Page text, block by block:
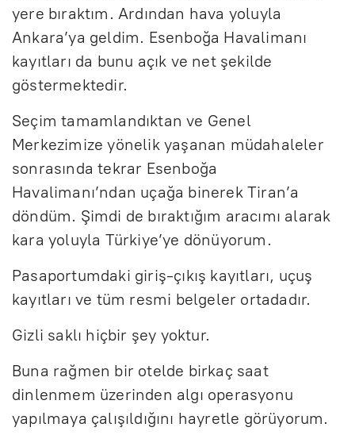
yere bıraktım. Ardından hava yoluyla
Ankara’ya geldim. Esenboğa Havalimanı
kayıtları da bunu açık ve net şekilde
göstermektedir.
Seçim tamamlandıktan ve Genel
Merkezimize yönelik yaşanan müdahaleler
sonrasında tekrar Esenboğa
Havalimanı’ndan uçağa binerek Tiran’a
döndüm. Şimdi de bıraktığım aracımı alarak
kara yoluyla Türkiye’ye dönüyorum.
Pasaportumdaki giriş-çıkış kayıtları, uçuş
kayıtları ve tüm resmi belgeler ortadadır.
Gizli saklı hiçbir şey yoktur.
Buna rağmen bir otelde birkaç saat
dinlenmem üzerinden algı operasyonu
yapılmaya çalışıldığını hayretle görüyorum.